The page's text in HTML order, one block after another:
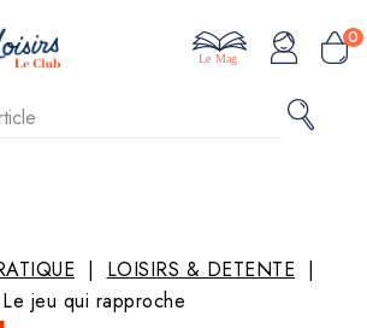
0
Le Mag
LOISIRS & DETENTE
jeu qui rapproche